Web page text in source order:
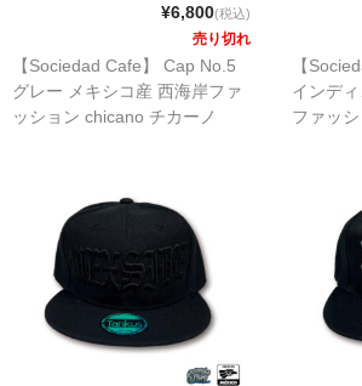
コーチジャケット
パンツ
ヘッドギア
シューズ
ORIGINAL
¥6,800(税込)
売り切れ
【Sociedad Cafe】 Cap No.5
グレー メキシコ産 西海岸ファ
ッション chicano チカーノ
【
インデ
ファッ